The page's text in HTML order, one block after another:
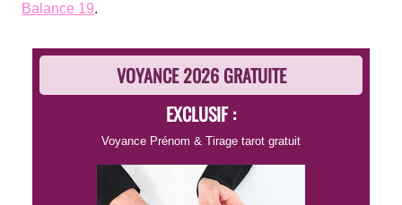
Balance 19.
VOYANCE 2026 GRATUITE
EXCLUSIF :
Voyance Prénom & Tirage tarot gratuit